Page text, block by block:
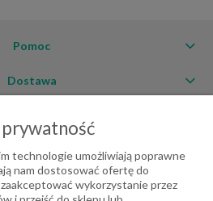
Pomoc
Dostawa
O firmie
technologie umożliwiają poprawne
nam dostosować ofertę do
wykorzystanie przez